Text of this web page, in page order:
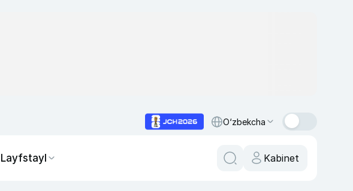
O‘zbekcha
Layfstayl Kabinet